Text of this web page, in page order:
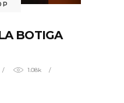
BOTIGA
1.08k